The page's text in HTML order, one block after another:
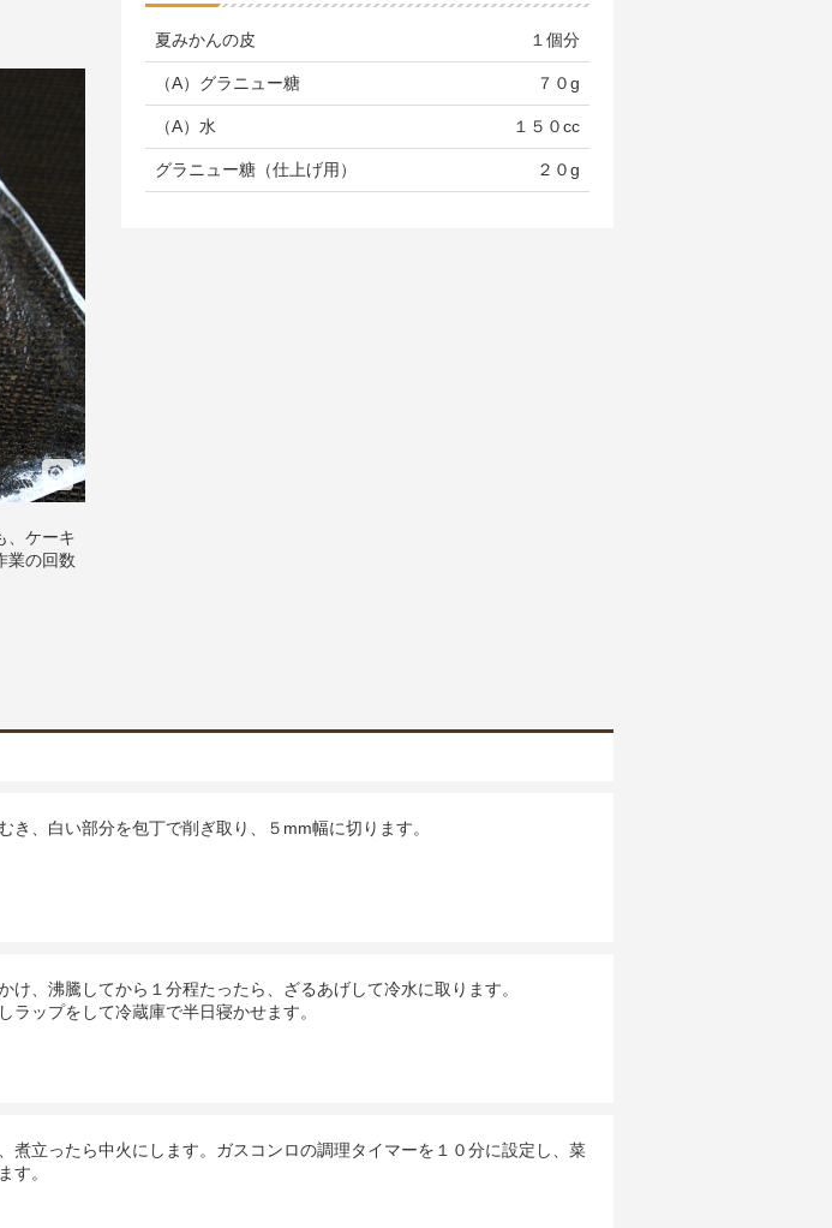
、ケーキ
業の回数
夏みかんの皮 １個分
（A）グラニュー糖 ７０g
（A）水 １５０cc
グラニュー糖（仕上げ用） ２０g
き、白い部分を包丁で削ぎ取り、５mm幅に切ります。
、沸騰してから１分程たったら、ざるあげして冷水に取ります。
ラップをして冷蔵庫で半日寝かせます。
立ったら中火にします。ガスコンロの調理タイマーを１０分に設定し、菜
す。